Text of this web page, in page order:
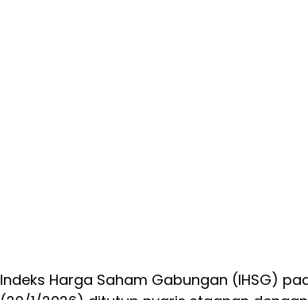
Indeks Harga Saham Gabungan (IHSG)